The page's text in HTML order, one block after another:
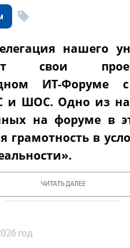
нашего
свои
ИT-Форуме
и ШОС. Одно из
на форуме в
грамотность в
ЧИТАТЬ ДАЛЕЕ
год